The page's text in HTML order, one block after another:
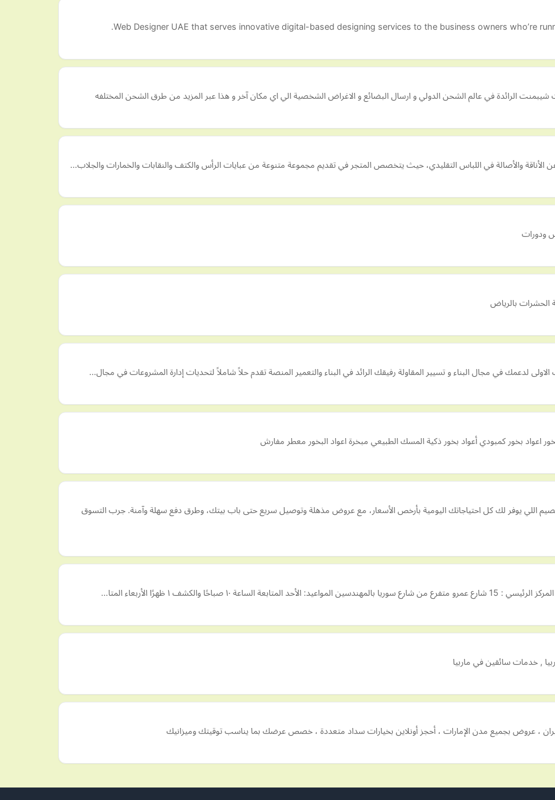
Web Designer UAE that serves innovative digital-based designing services to the business owners who’re
الرائدة في عالم الشحن الدولي و ارسال البضائع و الاغراض الشخصية الي اي مكان آخر و هذا عبر المزيد من طرق الشحن المختلفه
الأناقة والأصالة في اللباس التقليدي، حيث يتخصص المتجر في تقديم مجموعة متنوعة من عبايات الرأس والكتف والنقابات والخمارات والجلاب…
ودورات
الحشرات بالرياض
اعواد بخور كمبودي أعواد بخور ذكية المسك الطبيعي مبخرة اعواد البخور معطر مفارش
اللي يوفر لك كل احتياجاتك اليومية بأرخص الأسعار، مع عروض مذهلة وتوصيل سريع حتى باب بيتك، وطرق دفع سهلة وآمنة. جرب التسوق
١٠ صباحًا والكشف ١ ظهرًا الأربعاء المتا…
, خدمات سائقين في ماربيا
، عروض بجميع مدن الإمارات ، أحجز أونلاين بخيارات سداد متعددة ، خصص عرضك بما يناسب توقيتك وميزانيك